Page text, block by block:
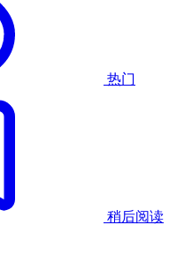
热门
稍后阅读